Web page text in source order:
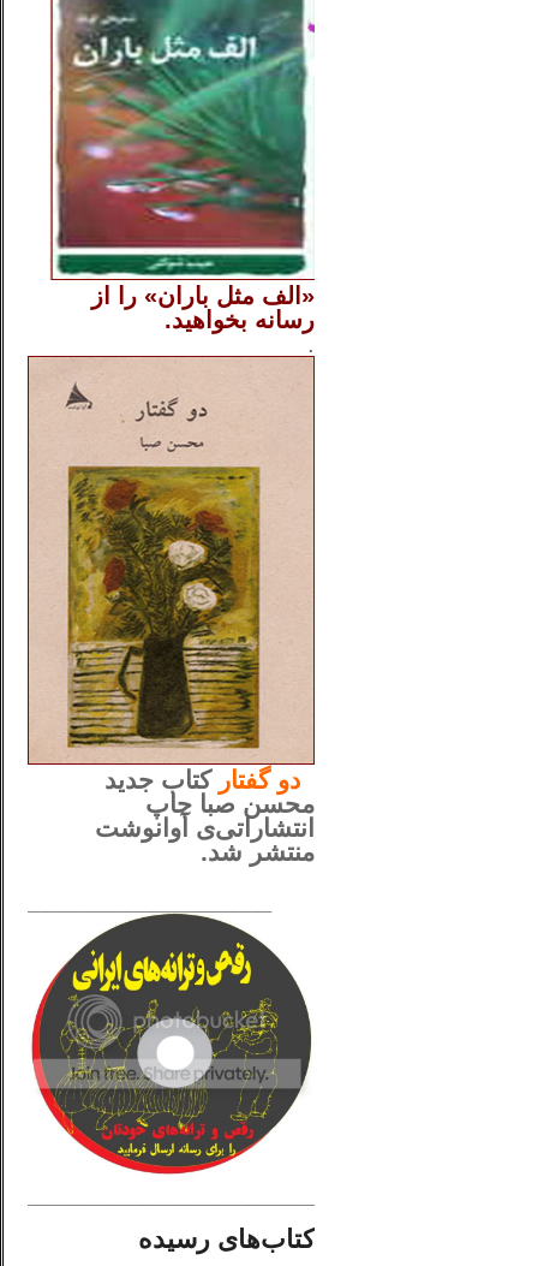
«الف مثل باران» را از
رسانه بخواهید.
.
دوگفتار کتاب جدید
محسن صبا چاپ
انتشاراتی‌ی آوانوشت
منتشر شد.
کتاب‌های رسیده